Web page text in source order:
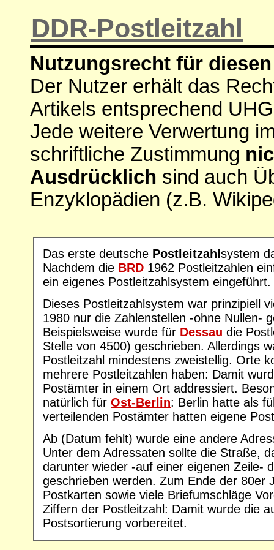
DDR-Postleitzahl
Nutzungsrecht für
Der Nutzer erhält das
Artikels entsprechend
Jede weitere Verwertung
schriftliche Zustimmung
Ausdrücklich sind auch
Enzyklopädien (z.B.
Das erste deutsche Postleitzahlsystem
Nachdem die BRD 1962 Postleitzahlen
ein eigenes Postleitzahlsystem eingeführt.
Dieses Postleitzahlsystem war prinzipiell
1980 nur die Zahlenstellen -ohne Nullen-
Beispielsweise wurde für Dessau die
Stelle von 4500) geschrieben. Allerdings
Postleitzahl mindestens zweistellig. Orte
mehrere Postleitzahlen haben: Damit
Postämter in einem Ort addressiert.
natürlich für Ost-Berlin: Berlin hatte als
verteilenden Postämter hatten eigene
Ab (Datum fehlt) wurde eine andere
Unter dem Adressaten sollte die Straße,
darunter wieder -auf einer eigenen Zeile-
geschrieben werden. Zum Ende der 80er
Postkarten sowie viele Briefumschläge
Ziffern der Postleitzahl: Damit wurde die
Postsortierung vorbereitet.